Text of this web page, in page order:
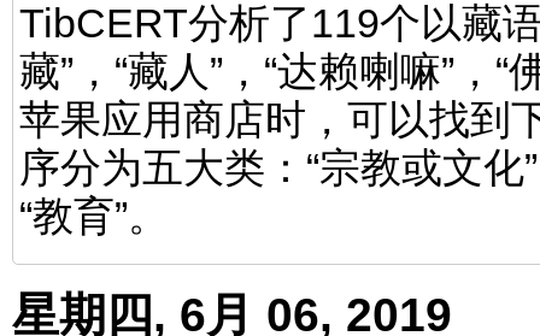
TibCERT分析了119个以藏
藏”，“藏人”，“达赖喇嘛”，
苹果应用商店时，可以找到
序分为五大类：“宗教或文化
“教育”。
星期四, 6月 06, 2019